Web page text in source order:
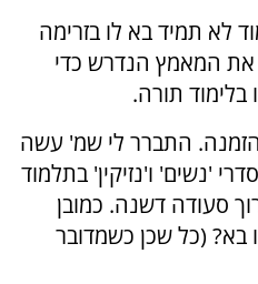
לא תמיד בא לו בזרימה
המאמץ הנדרש כדי
תורה.
הזמנה. התברר לי שמ' עשה
'נשים' ו'נזיקין' בתלמוד
סעודה דשנה. כמובן
בא? (כל שכן כשמדובר